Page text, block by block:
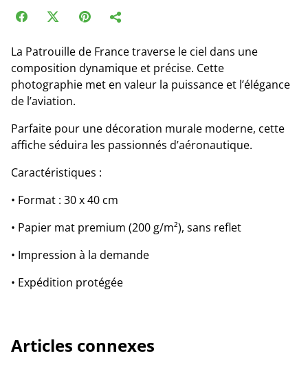
La Patrouille de France traverse le ciel dans une
composition dynamique et précise. Cette
photographie met en valeur la puissance et l’élégance
de l’aviation.
Parfaite pour une décoration murale moderne, cette
affiche séduira les passionnés d’aéronautique.
Caractéristiques :
• Format : 30 x 40 cm
• Papier mat premium (200 g/m²), sans reflet
• Impression à la demande
• Expédition protégée
Articles connexes